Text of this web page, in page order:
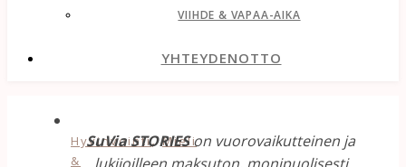
VIIHDE & VAPAA-AIKA
YHTEYDENOTTO
Hyvinvointi,Mieli
&
SuVia STORIESon vuorovaikutteinen ja